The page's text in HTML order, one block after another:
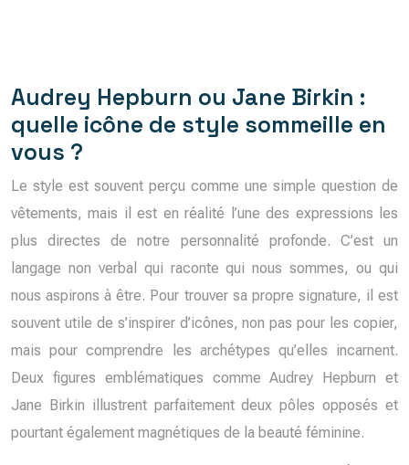
Audrey Hepburn ou Jane Birkin :
quelle icône de style sommeille en
vous ?
Le style est souvent perçu comme une simple question de
vêtements, mais il est en réalité l’une des expressions les
plus directes de notre personnalité profonde. C’est un
langage non verbal qui raconte qui nous sommes, ou qui
nous aspirons à être. Pour trouver sa propre signature, il est
souvent utile de s’inspirer d’icônes, non pas pour les copier,
mais pour comprendre les archétypes qu’elles incarnent.
Deux figures emblématiques comme Audrey Hepburn et
Jane Birkin illustrent parfaitement deux pôles opposés et
pourtant également magnétiques de la beauté féminine.